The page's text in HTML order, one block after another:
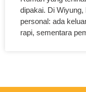
dipakai. Di
personal: ada
rapi, sementara